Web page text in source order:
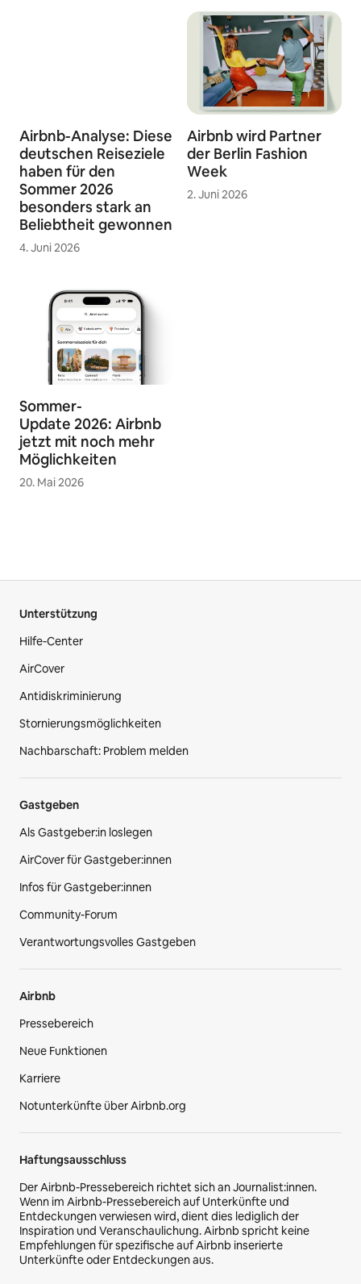
Airbnb-Analyse: Diese
deutschen Reiseziele
haben für den
Sommer 2026
besonders stark an
Beliebtheit gewonnen
4. Juni 2026
Airbnb wird Partner
der Berlin Fashion
Week
2. Juni 2026
Sommer-
Update 2026: Airbnb
jetzt mit noch mehr
Möglichkeiten
20. Mai 2026
Unterstützung
Hilfe-Center
AirCover
Antidiskriminierung
Stornierungsmöglichkeiten
Nachbarschaft: Problem melden
Gastgeben
Als Gastgeber:in loslegen
AirCover für Gastgeber:innen
Infos für Gastgeber:innen
Community-Forum
Verantwortungsvolles Gastgeben
Airbnb
Pressebereich
Neue Funktionen
Karriere
Notunterkünfte über Airbnb.org
Haftungsausschluss
Der Airbnb-Pressebereich richtet sich an Journalist:innen.
Wenn im Airbnb-Pressebereich auf Unterkünfte und
Entdeckungen verwiesen wird, dient dies lediglich der
Inspiration und Veranschaulichung. Airbnb spricht keine
Empfehlungen für spezifische auf Airbnb inserierte
Unterkünfte oder Entdeckungen aus.